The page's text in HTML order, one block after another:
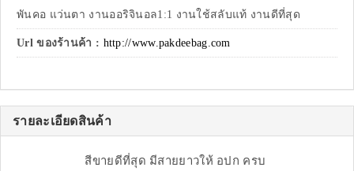
พันคอ แว่นตา งานออริจินอล1:1 งานใช้สลับแท้ งานดีที่สุด
Url ของร้านค้า : http://www.pakdeebag.com
รายละเอียดสินค้า
สีขายดีที่สุด มีสายยาวให้ อปก ครบ